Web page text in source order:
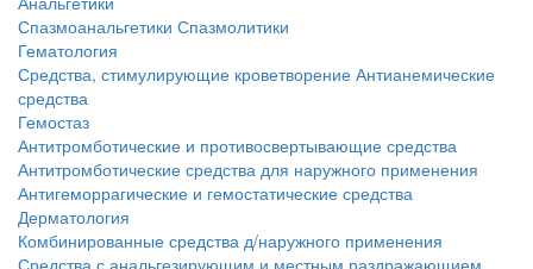
Спазмоанальгетики Спазмолитики
Гематология
Средства, стимулирующие кроветворение Антианемические
средства
Гемостаз
Антитромботические и противосвертывающие средства
Антитромботические средства для наружного применения
Антигеморрагические и гемостатические средства
Дерматология
Комбинированные средства д/наружного применения